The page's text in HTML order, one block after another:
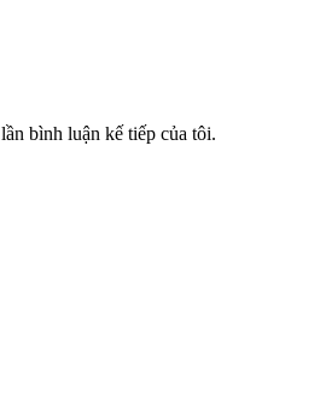
bình luận kế tiếp của tôi.